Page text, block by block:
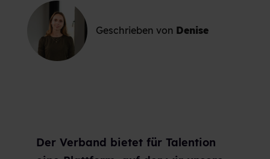
Geschrieben von Denise
Der Verband bietet für Talention